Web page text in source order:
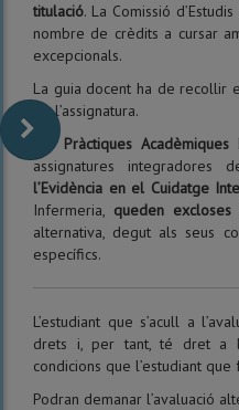
titulació. La Comissió
nombre de crèdits a cursar
excepcionals.
La guia docent ha de recollir
de l’assignatura.
Les Pràctiques Acadèmiques
assignatures integradores
l’Evidència en el Cuidatge
Infermeria, queden excloses
alternativa, degut als seus
específics.
L’estudiant que s’acull a
drets i, per tant, té dret a
condicions que l’estudiant que
Podran demanar l’avaluació